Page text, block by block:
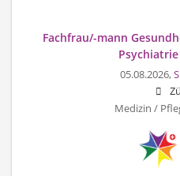
Fachfrau/-mann
Psychiatrie
05.08.2026,
Medizin /